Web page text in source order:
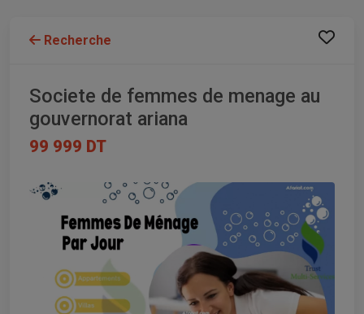
Recherche
Societe de femmes de menage au
gouvernorat ariana
99 999 DT